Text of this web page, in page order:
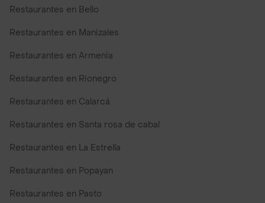
Restaurantes en Bello
Restaurantes en Manizales
Restaurantes en Armenia
Restaurantes en Rionegro
Restaurantes en Calarcá
Restaurantes en Santa rosa de cabal
Restaurantes en La Estrella
Restaurantes en Popayan
Restaurantes en Pasto